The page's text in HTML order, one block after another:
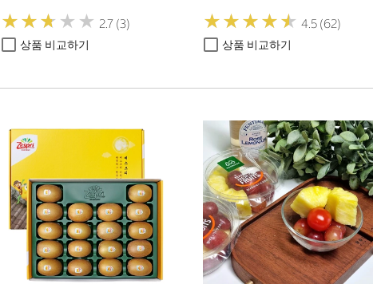
★★★ ★ ★
★★★ ★ ★ 2.7 (3)
상품 비교하기
★★★★★
★★★★★ 4.5 (62)
상품 비교하기